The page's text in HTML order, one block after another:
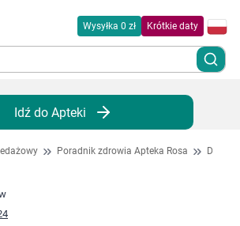
Wysyłka 0 zł Krótkie daty
Idź do Apteki
Poradnik zdrowia Apteka Rosa Dla